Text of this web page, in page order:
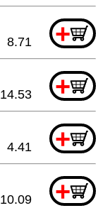
+
8.71
+
14.53
+
4.41
+
10.09